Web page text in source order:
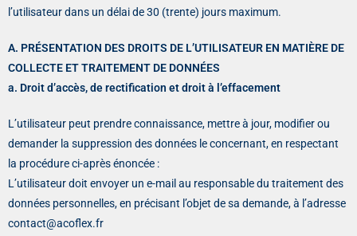
l’utilisateur dans un délai de 30 (trente) jours maximum.
A. PRÉSENTATION DES DROITS DE L’UTILISATEUR EN MATIÈRE DE
COLLECTE ET TRAITEMENT DE DONNÉES
a. Droit d’accès, de rectification et droit à l’effacement
L’utilisateur peut prendre connaissance, mettre à jour, modifier ou
demander la suppression des données le concernant, en respectant
la procédure ci-après énoncée :
L’utilisateur doit envoyer un e-mail au responsable du traitement des
données personnelles, en précisant l’objet de sa demande, à l’adresse
contact@acoflex.fr